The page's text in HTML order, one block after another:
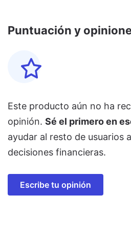
Puntuación y
Este producto aún no ha
opinión. Sé el primero en
ayudar al resto de usuarios
decisiones financieras.
Escribe tu opinión